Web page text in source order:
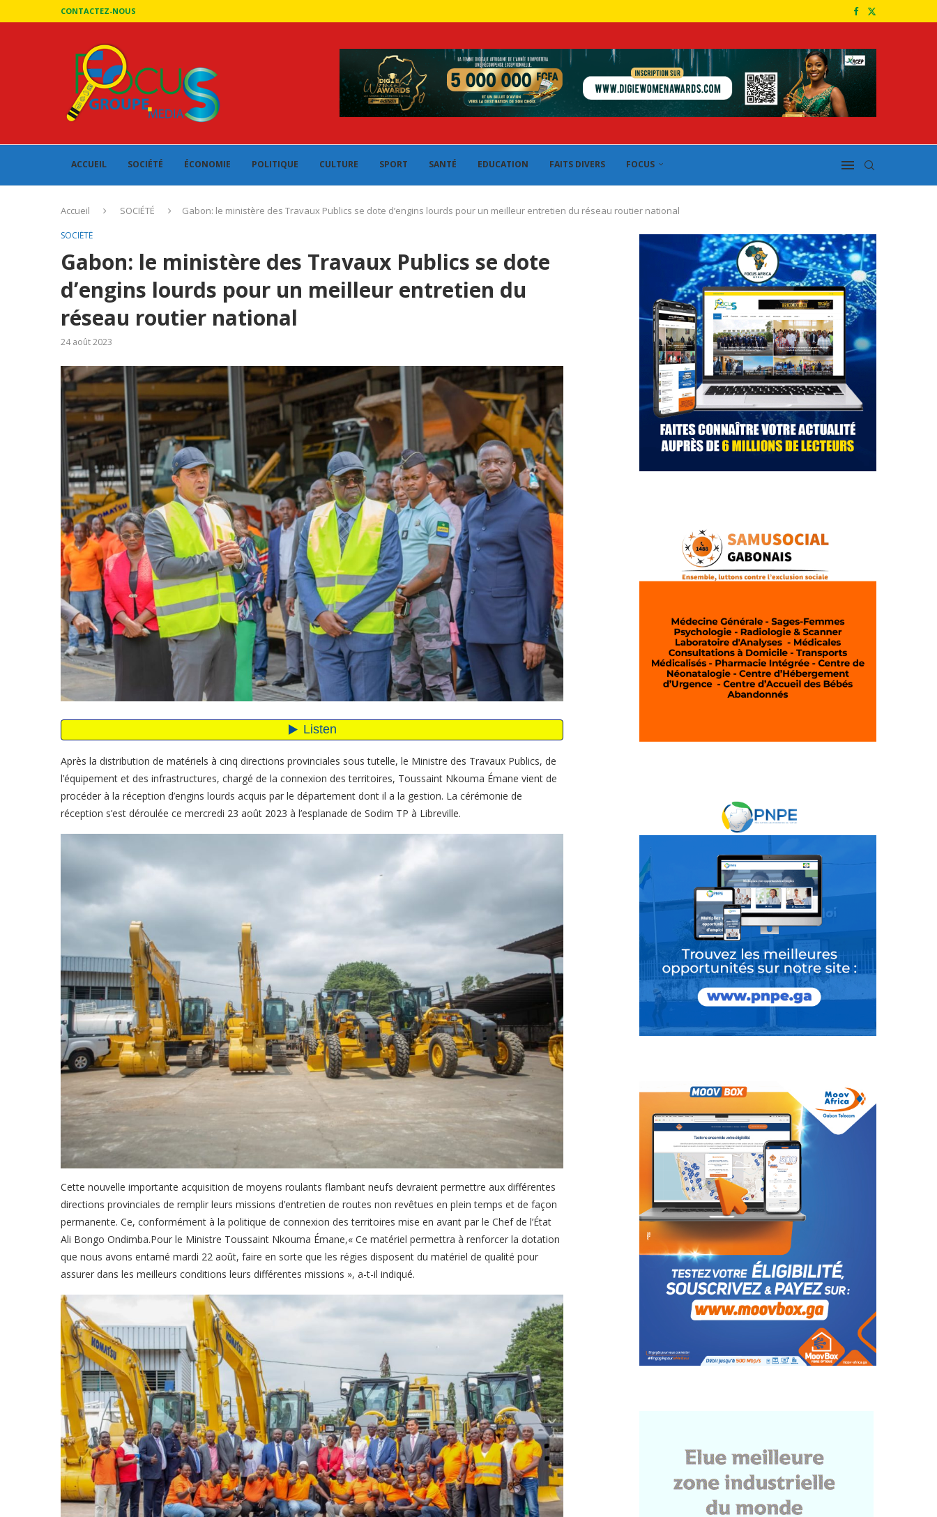
CONTACTEZ-NOUS
ACCUEIL SOCIÉTÉ ÉCONOMIE POLITIQUE CULTURE SPORT SANTÉ EDUCATION FAITS DIVERS FOCUS
Accueil SOCIÉTÉ Gabon: le ministère des Travaux Publics se dote d’engins lourds pour un meilleur entretien du réseau routier national
SOCIÉTÉ
Gabon: le ministère des Travaux Publics se dote
d’engins lourds pour un meilleur entretien du
réseau routier national
24 août 2023
Après la distribution de matériels à cinq directions provinciales sous tutelle, le Ministre des Travaux Publics, de
l’équipement et des infrastructures, chargé de la connexion des territoires, Toussaint Nkouma Émane vient de
procéder à la réception d’engins lourds acquis par le département dont il a la gestion. La cérémonie de
réception s’est déroulée ce mercredi 23 août 2023 à l’esplanade de Sodim TP à Libreville.
Cette nouvelle importante acquisition de moyens roulants flambant neufs devraient permettre aux différentes
directions provinciales de remplir leurs missions d’entretien de routes non revêtues en plein temps et de façon
permanente. Ce, conformément à la politique de connexion des territoires mise en avant par le Chef de l’État
Ali Bongo Ondimba.Pour le Ministre Toussaint Nkouma Émane,« Ce matériel permettra à renforcer la dotation
que nous avons entamé mardi 22 août, faire en sorte que les régies disposent du matériel de qualité pour
assurer dans les meilleurs conditions leurs différentes missions », a-t-il indiqué.